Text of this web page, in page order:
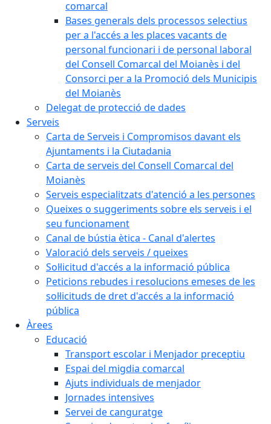
comarcal
Bases generals dels processos selectius
per a l'accés a les places vacants de
personal funcionari i de personal laboral
del Consell Comarcal del Moianès i del
Consorci per a la Promoció dels Municipis
del Moianès
Delegat de protecció de dades
Serveis
Carta de Serveis i Compromisos davant els
Ajuntaments i la Ciutadania
Carta de serveis del Consell Comarcal del
Moianès
Serveis especialitzats d'atenció a les persones
Queixes o suggeriments sobre els serveis i el
seu funcionament
Canal de bústia ètica - Canal d'alertes
Valoració dels serveis / queixes
Sol·licitud d'accés a la informació pública
Peticions rebudes i resolucions emeses de les
sol·licituds de dret d'accés a la informació
pública
Àrees
Educació
Transport escolar i Menjador preceptiu
Espai del migdia comarcal
Ajuts individuals de menjador
Jornades intensives
Servei de canguratge